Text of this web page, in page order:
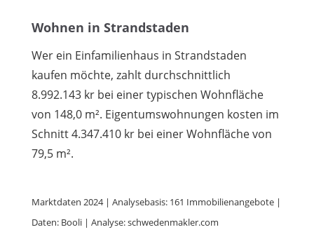
Wohnen in Strandstaden
Wer ein Einfamilienhaus in Strandstaden
kaufen möchte, zahlt durchschnittlich
8.992.143 kr bei einer typischen Wohnfläche
von 148,0 m². Eigentumswohnungen kosten im
Schnitt 4.347.410 kr bei einer Wohnfläche von
79,5 m².
Marktdaten 2024 | Analysebasis: 161 Immobilienangebote |
Daten: Booli | Analyse: schwedenmakler.com